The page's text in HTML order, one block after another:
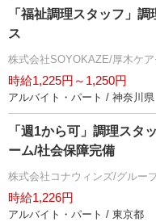
「福祉調理スタッフ」
ス
株式会社SOYOKAZE/厚木ケ
時給1,225円～1,250円
アルバイト・パート / 神奈川県
「週1から可」調理スタ
ーム/社会保障完備
株式会社コナウィンズ/グルー
時給1,226円
アルバイト・パート / 東京都